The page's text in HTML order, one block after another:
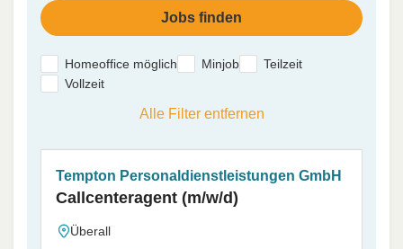
Homeoffice möglich Minjob
Teilzeit
Vollzeit
Alle Filter entfernen
Tempton Personaldienstleistungen GmbH
Callcenteragent (m/w/d)
Überall